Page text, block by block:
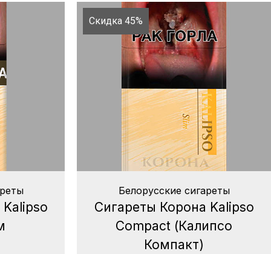
Скидка 45%
Белорусские сигареты
Сигареты Корона Kalipso
Compact (Калипсо
Компакт)